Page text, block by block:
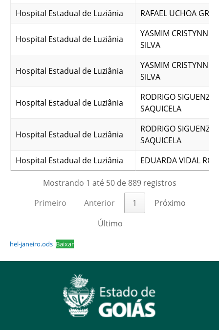
Hospital Estadual de Luziânia
RAFAEL UCHOA
Hospital Estadual de Luziânia
YASMIM CRISTYNNE
SILVA
Hospital Estadual de Luziânia
YASMIM CRISTYNNE
SILVA
Hospital Estadual de Luziânia
RODRIGO SIGUENZA
SAQUICELA
Hospital Estadual de Luziânia
RODRIGO SIGUENZA
SAQUICELA
Hospital Estadual de Luziânia
EDUARDA VIDAL
Mostrando 1 até 50 de 889 registros
Primeiro
Anterior 1
Próximo
Último
hel-janeiro.ods Baixar